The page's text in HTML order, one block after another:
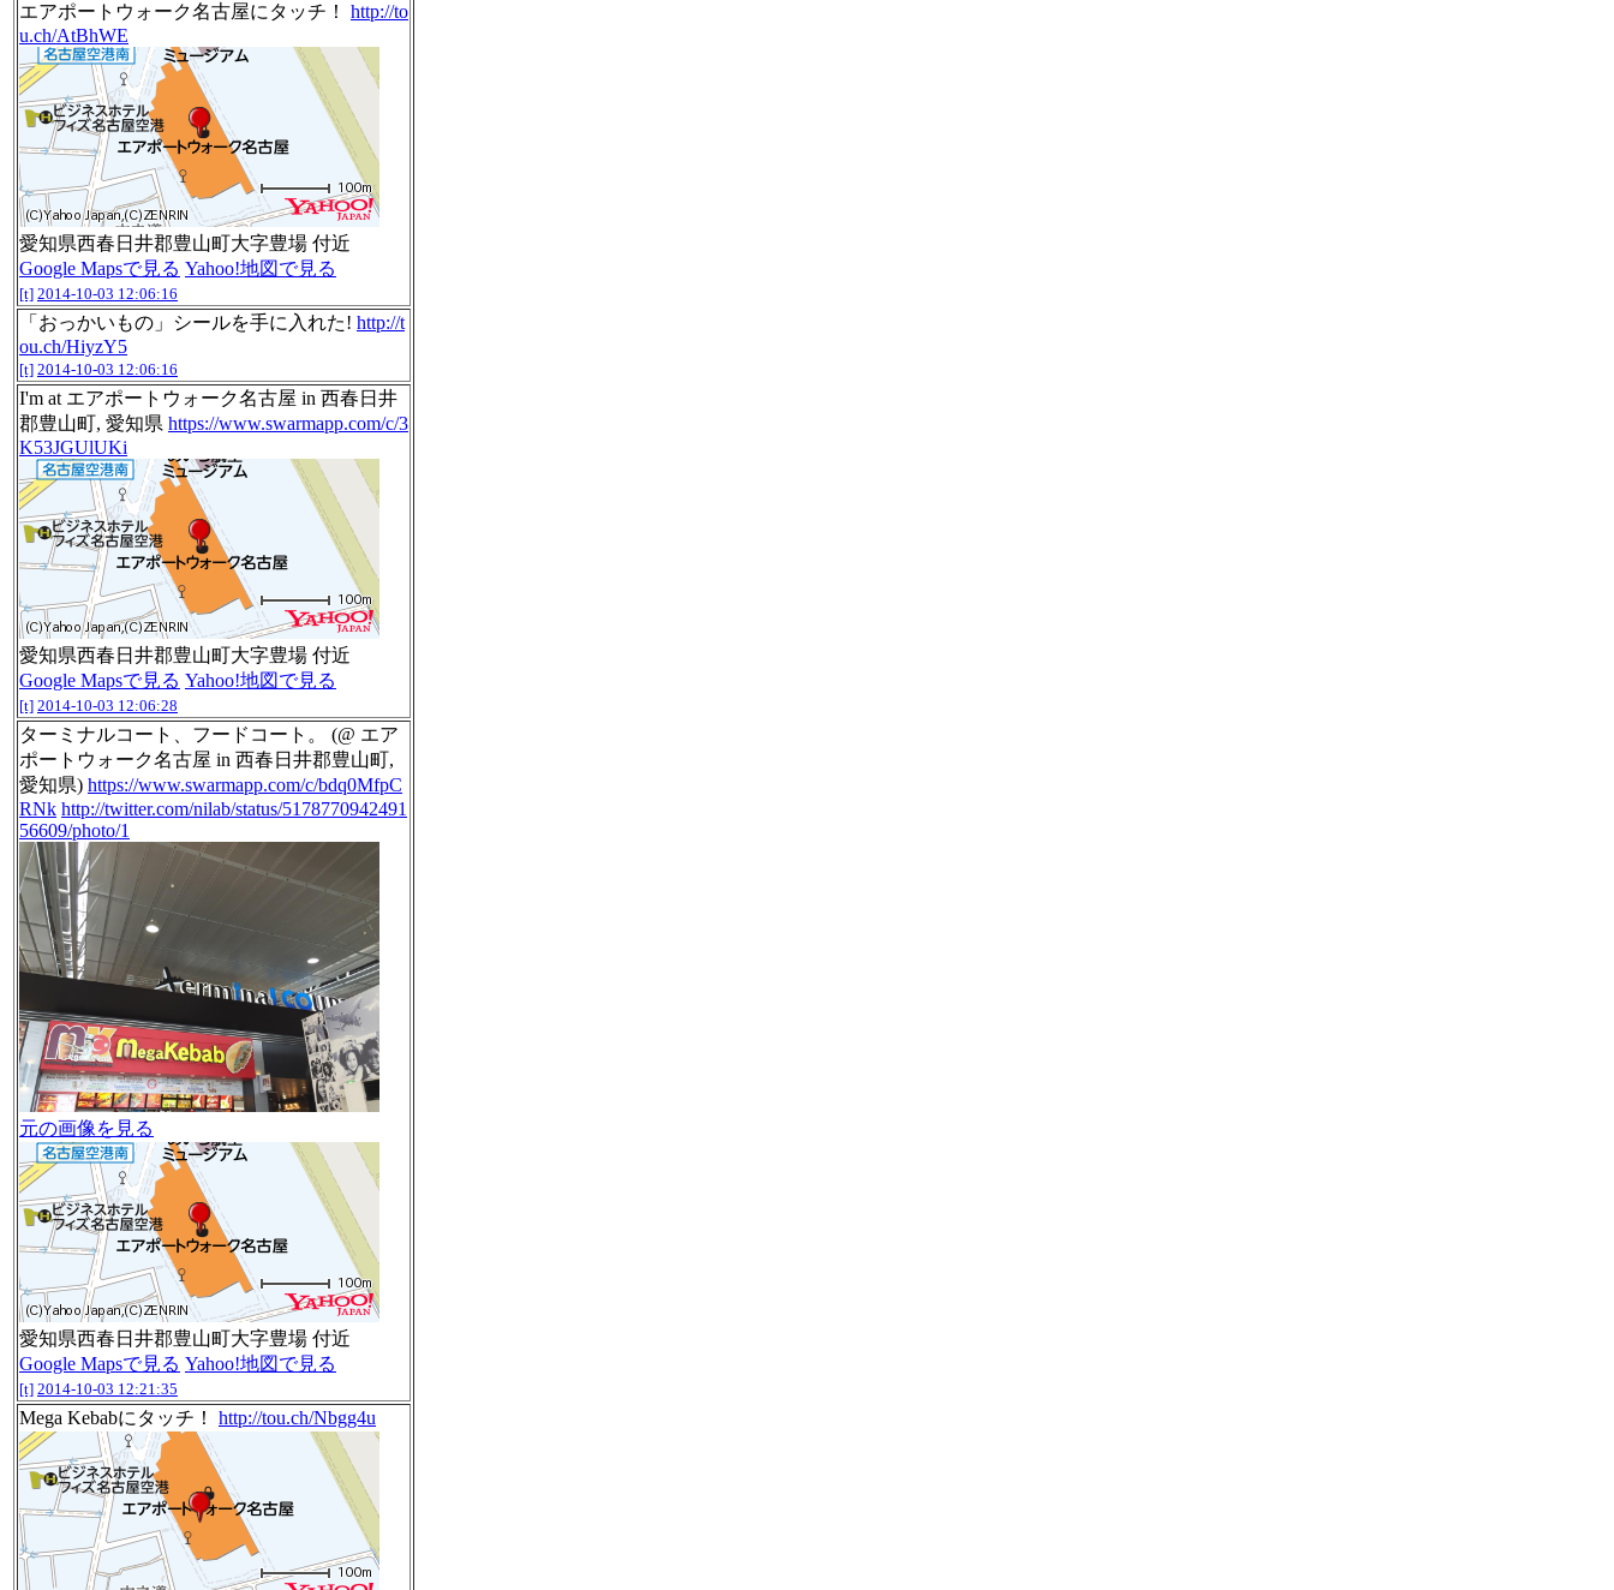
エアポートウォーク名古屋にタッチ！ http://to
u.ch/AtBhWE
愛知県西春日井郡豊山町大字豊場 付近
Google Mapsで見る Yahoo!地図で見る
[t] 2014-10-03 12:06:16
「おっかいもの」シールを手に入れた! http://t
ou.ch/HiyzY5
[t] 2014-10-03 12:06:16
I'm at エアポートウォーク名古屋 in 西春日井
郡豊山町, 愛知県 https://www.swarmapp.com/c/3
K53JGUlUKi
愛知県西春日井郡豊山町大字豊場 付近
Google Mapsで見る Yahoo!地図で見る
[t] 2014-10-03 12:06:28
ターミナルコート、フードコート。 (@ エア
ポートウォーク名古屋 in 西春日井郡豊山町,
愛知県) https://www.swarmapp.com/c/bdq0MfpC
RNk http://twitter.com/nilab/status/5178770942491
56609/photo/1
元の画像を見る
愛知県西春日井郡豊山町大字豊場 付近
Google Mapsで見る Yahoo!地図で見る
[t] 2014-10-03 12:21:35
Mega Kebabにタッチ！ http://tou.ch/Nbgg4u